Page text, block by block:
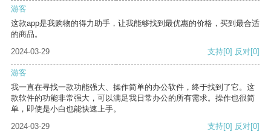
游客
这款app是我购物的得力助手，让我能够找到最优惠的价格，买到最合适
的商品。
2024-03-29
支持[0] 反对[0]
游客
我一直在寻找一款功能强大、操作简单的办公软件，终于找到了它。这
款软件的功能非常强大，可以满足我日常办公的所有需求。操作也很简
单，即使是小白也能快速上手。
2024-03-29
支持[0] 反对[0]